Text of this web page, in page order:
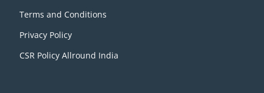
Terms and Conditions
Privacy Policy
CSR Policy Allround India